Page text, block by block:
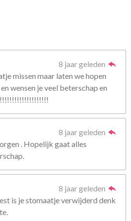
8 jaar geleden
missen maar laten we hopen
wensen je veel beterschap en
8 jaar geleden
. Hopelijk gaat alles
8 jaar geleden
is je stomaatje verwijderd denk